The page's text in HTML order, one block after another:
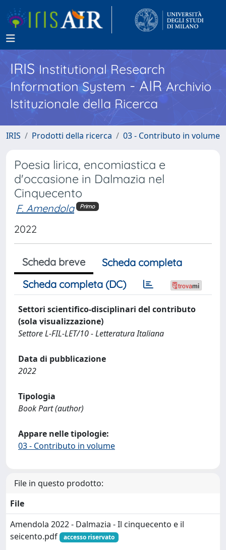
IRISInstitutional Research
Information System - AIR Archivio
Istituzionale della Ricerca
IRIS Prodotti della ricerca 03 - Contributo in volume
Poesia lirica, encomiastica e
d'occasione in Dalmazia nel
Cinquecento
F. Amendola Primo
2022
Scheda breve
Scheda completa
Scheda completa (DC)
Settori scientifico-disciplinari del contributo
(sola visualizzazione)
Settore L-FIL-LET/10 - Letteratura Italiana
Data di pubblicazione
2022
Tipologia
Book Part (author)
Appare nelle tipologie:
03 - Contributo in volume
File in questo prodotto:
File
Amendola 2022 - Dalmazia - Il cinquecento e il
seicento.pdf
accesso riservato